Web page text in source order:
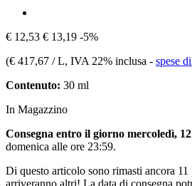
€ 12,53 € 13,19 -5%
(€ 417,67 / L, IVA 22% inclusa - spese
Contenuto: 30 ml
In Magazzino
Consegna entro il giorno mercoledì,
domenica alle ore 23:59.
Di questo articolo sono rimasti ancora 11
arriveranno altri! La data di consegna